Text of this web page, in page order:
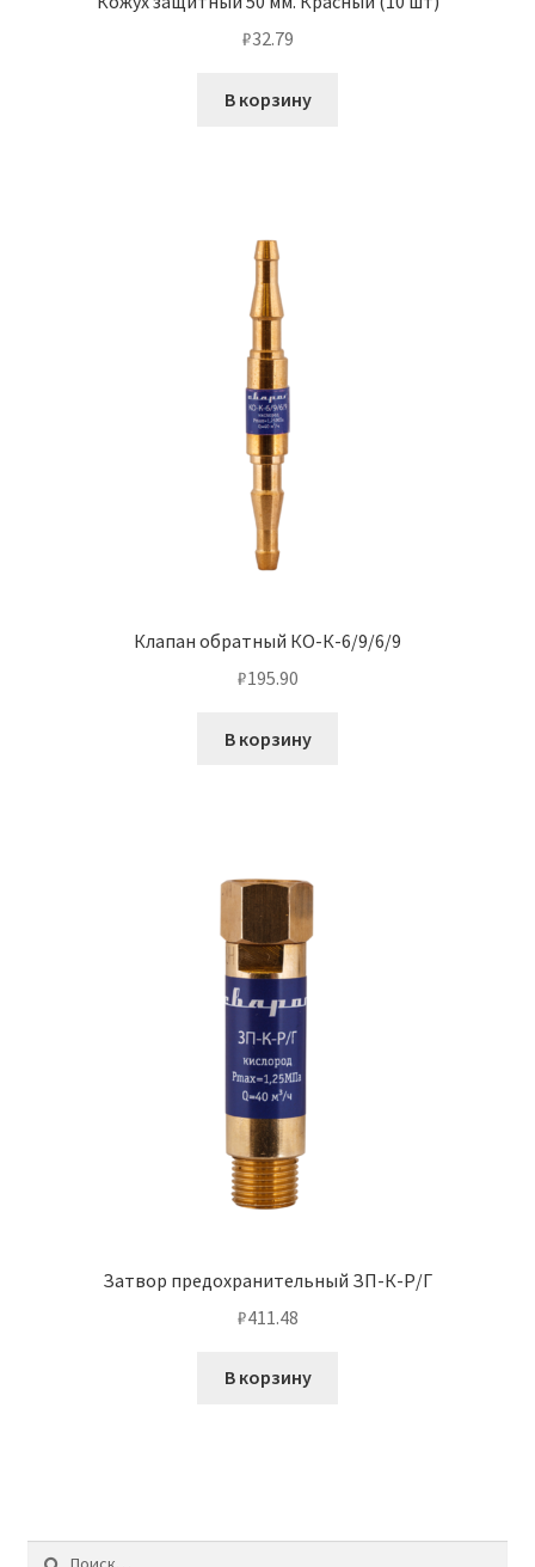
₽32.79
В корзину
Клапан обратный КО-К-6/9/6/9
₽195.90
В корзину
Затвор предохранительный ЗП-К-Р/Г
₽411.48
В корзину
Найти: